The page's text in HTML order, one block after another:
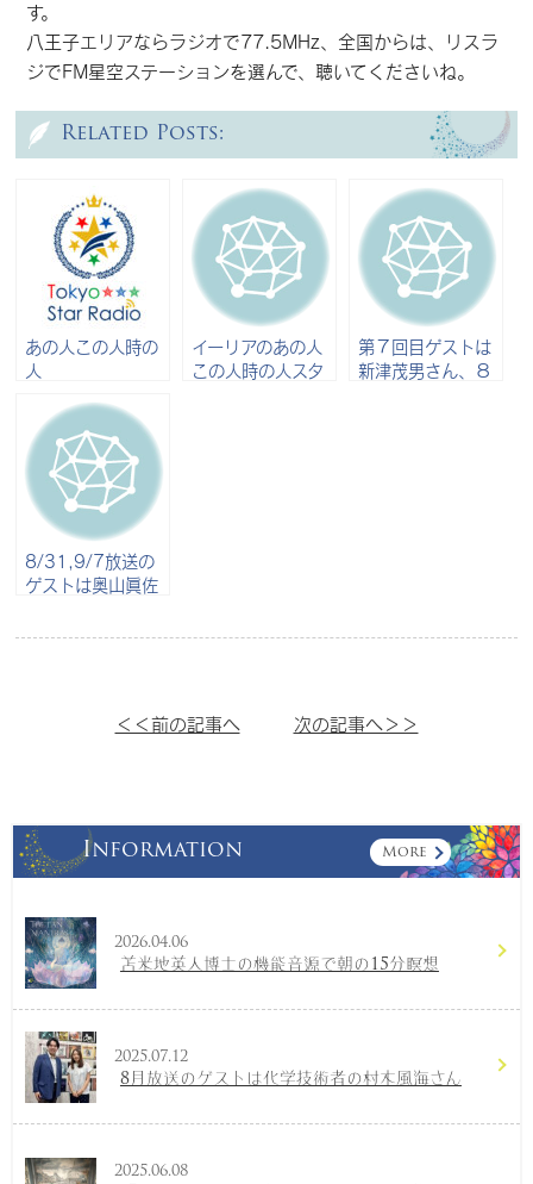
す。
八王子エリアならラジオで77.5MHz、全国からは、リスラ
ジでFM星空ステーションを選んで、聴いてくださいね。
Related Posts:
あの人この人時の
人
イーリアのあの人
この人時の人スタ
第７回目ゲストは
新津茂男さん、８
8/31,9/7放送の
ゲストは奥山眞佐
＜＜前の記事へ 次の記事へ＞＞
Information More
2026.04.06
苫米地英人博士の機能音源で朝の15分瞑想
2025.07.12
8月放送のゲストは化学技術者の村木風海さん
2025.06.08